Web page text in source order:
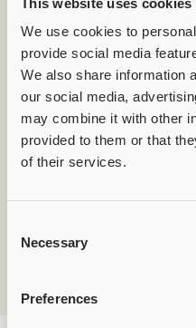
We use cookies to
provide social media
We also share information
our social media,
may combine it with other
provided to them or that
of their services.
Selection
Necessary
Preferences
σε κολιέ
Το ίδιο αντικείμενο.
Διαφορετικές εμπειρίες.
Και ίσως αυτό να είναι
Όταν ένα σύστημα
συμβατότητα, οι
σήμερα.
Νέες βάσεις. Νέες
Χωρίς να χρειάζεται να